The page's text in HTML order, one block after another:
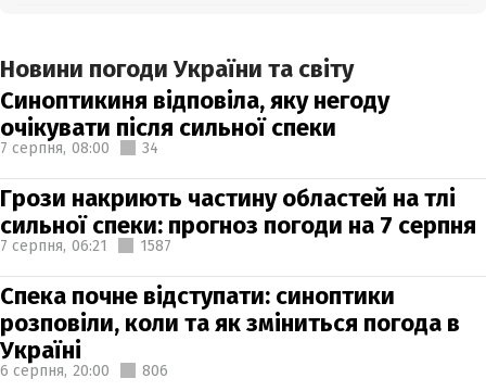
Новини погоди України та світу
Синоптикиня відповіла, яку негоду
очікувати після сильної спеки
7 серпня, 08:00 34
Грози накриють частину областей на тлі
сильної спеки: прогноз погоди на 7 серпня
7 серпня, 06:21 1587
Спека почне відступати: синоптики
розповіли, коли та як зміниться погода в
Україні
6 серпня, 20:00 806